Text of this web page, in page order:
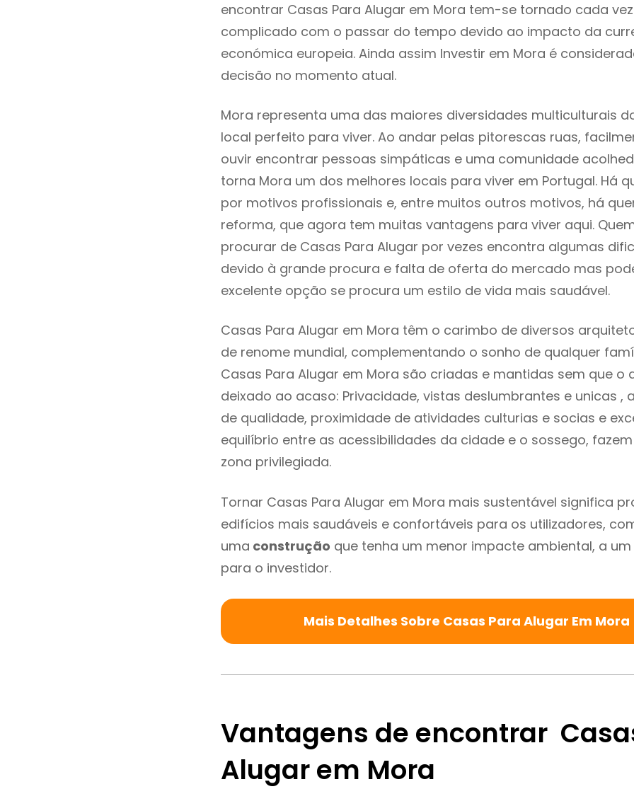
encontrar Casas Para Alugar em Mora tem-se tornado cada
complicado com o passar do tempo devido ao impacto da
económica europeia. Ainda assim Investir em Mora é
decisão no momento atual.
Mora representa uma das maiores diversidades multiculturais
local perfeito para viver. Ao andar pelas pitorescas ruas,
ouvir encontrar pessoas simpáticas e uma comunidade
torna Mora um dos melhores locais para viver em Portugal. Há
por motivos profissionais e, entre muitos outros motivos, há
reforma, que agora tem muitas vantagens para viver aqui.
procurar de Casas Para Alugar por vezes encontra algumas
devido à grande procura e falta de oferta do mercado mas
excelente opção se procura um estilo de vida mais saudável.
Casas Para Alugar em Mora têm o carimbo de diversos
de renome mundial, complementando o sonho de qualquer
Casas Para Alugar em Mora são criadas e mantidas sem que o
deixado ao acaso: Privacidade, vistas deslumbrantes e unicas ,
de qualidade, proximidade de atividades culturias e socias e
equilíbrio entre as acessibilidades da cidade e o sossego,
zona privilegiada.
Tornar Casas Para Alugar em Mora mais sustentável significa
edifícios mais saudáveis e confortáveis para os utilizadores,
uma construção que tenha um menor impacte ambiental, a
para o investidor.
Mais Detalhes Sobre Casas Para Alugar Em Mora
Vantagens de encontrar
Alugar em Mora